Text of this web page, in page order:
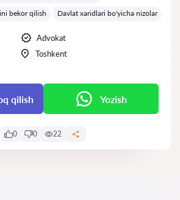
bekor qilish
Davlat xaridlari bo'yicha nizolar
Advokat
Toshkent
qilish Yozish
0 0 22